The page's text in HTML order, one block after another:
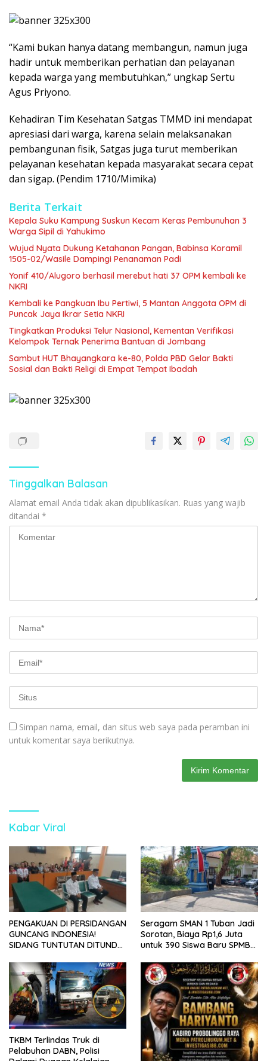
“Kami bukan hanya datang membangun, namun juga
hadir untuk memberikan perhatian dan pelayanan
kepada warga yang membutuhkan,” ungkap Sertu
Agus Priyono.
Kehadiran Tim Kesehatan Satgas TMMD ini mendapat
apresiasi dari warga, karena selain melaksanakan
pembangunan fisik, Satgas juga turut memberikan
pelayanan kesehatan kepada masyarakat secara cepat
dan sigap. (Pendim 1710/Mimika)
Berita Terkait
Kepala Suku Kampung Suskun Kecam Keras Pembunuhan 3
Warga Sipil di Yahukimo
Wujud Nyata Dukung Ketahanan Pangan, Babinsa Koramil
1505-02/Wasile Dampingi Penanaman Padi
Yonif 410/Alugoro berhasil merebut hati 37 OPM kembali ke
NKRI
Kembali ke Pangkuan Ibu Pertiwi, 5 Mantan Anggota OPM di
Puncak Jaya Ikrar Setia NKRI
Tingkatkan Produksi Telur Nasional, Kementan Verifikasi
Kelompok Ternak Penerima Bantuan di Jombang
Sambut HUT Bhayangkara ke-80, Polda PBD Gelar Bakti
Sosial dan Bakti Religi di Empat Tempat Ibadah
Tinggalkan Balasan
Alamat email Anda tidak akan dipublikasikan. Ruas yang wajib
ditandai *
Simpan nama, email, dan situs web saya pada peramban ini
untuk komentar saya berikutnya.
Kabar Viral
PENGAKUAN DI PERSIDANGAN
GUNCANG INDONESIA!
SIDANG TUNTUTAN DITUNDA,
MENGAMUK DI PN MALANG
Seragam SMAN 1 Tuban Jadi
Sorotan, Biaya Rp1,6 Juta
untuk 390 Siswa Baru SPMB
TKBM Terlindas Truk di
Pelabuhan DABN, Polisi